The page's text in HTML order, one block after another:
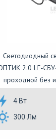
Светодиодный
2.0 LE-
проходной без
4 Вт
300 Лм